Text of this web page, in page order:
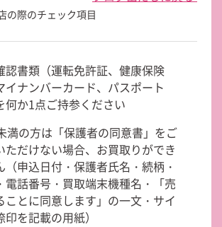
の際のチェック項目
認書類（運転免許証、健康保険
イナンバーカード、パスポート
何か1点ご持参ください
満の方は「保護者の同意書」をご
ただけない場合、お買取りができ
（申込日付・保護者氏名・続柄・
電話番号・買取端末機種名・「売
ことに同意します」の一文・サイ
印を記載の用紙）